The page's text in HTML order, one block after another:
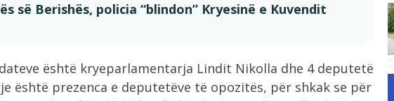
së Berishës, policia “blindon” Kryesinë e Kuvendit
është kryeparlamentarja Lindit Nikolla dhe 4 deputetë
është prezenca e deputetëve të opozitës, për shkak se për
6:58
“E kemi humbur besimin te Infantino”,
6:41